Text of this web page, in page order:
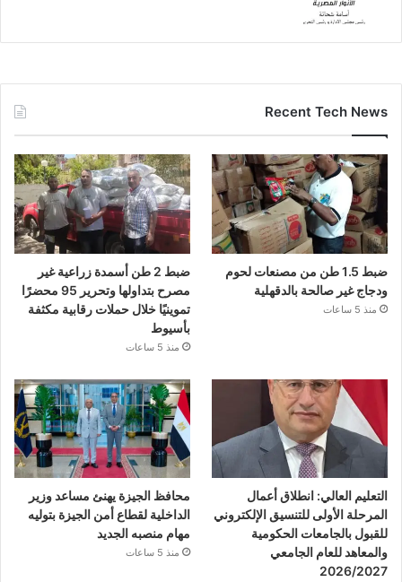
Recent Tech News
ضبط 1.5 طن من مصنعات لحوم
ودجاج غير صالحة بالدقهلية
منذ 5 ساعات
ضبط 2 طن أسمدة زراعية غير
مصرح بتداولها وتحرير 95 محضرًا
تموينيًا خلال حملات رقابية مكثفة
بأسيوط
منذ 5 ساعات
التعليم العالي: انطلاق أعمال
المرحلة الأولى للتنسيق الإلكتروني
للقبول بالجامعات الحكومية
والمعاهد للعام الجامعي
2026/2027
محافظ الجيزة يهنئ مساعد وزير
الداخلية لقطاع أمن الجيزة بتوليه
مهام منصبه الجديد
منذ 5 ساعات